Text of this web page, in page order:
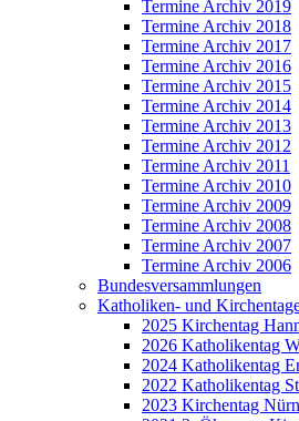
Termine Archiv 2019
Termine Archiv 2018
Termine Archiv 2017
Termine Archiv 2016
Termine Archiv 2015
Termine Archiv 2014
Termine Archiv 2013
Termine Archiv 2012
Termine Archiv 2011
Termine Archiv 2010
Termine Archiv 2009
Termine Archiv 2008
Termine Archiv 2007
Termine Archiv 2006
Bundesversammlungen
Katholiken- und
2025 Kirchentag
2026 Katholikentag
2024 Katholikentag
2022 Katholikentag
2023 Kirchentag